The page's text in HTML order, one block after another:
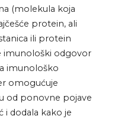
(molekula koja
protein, ali
ili protein
imunološki odgovor
imunološko
omogućuje
od ponovne pojave
i dodala kako je